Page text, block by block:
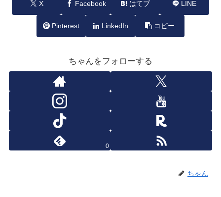
X Facebook はてブ LINE
Pinterest LinkedIn コピー
ちゃんをフォローする
0
ちゃん